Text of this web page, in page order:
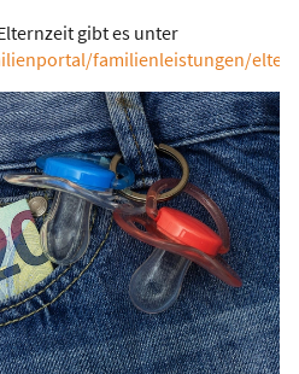
gibt es unter
familienleistungen/